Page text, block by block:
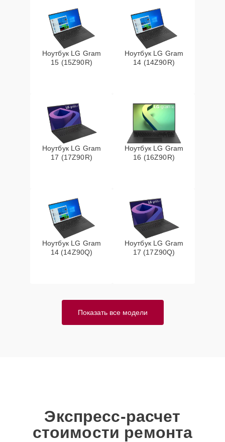
Ноутбук LG Gram
15 (15Z90R)
Ноутбук LG Gram
14 (14Z90R)
Ноутбук LG Gram
17 (17Z90R)
Ноутбук LG Gram
16 (16Z90R)
Ноутбук LG Gram
14 (14Z90Q)
Ноутбук LG Gram
17 (17Z90Q)
Показать все модели
Экспресс-расчет
стоимости ремонта